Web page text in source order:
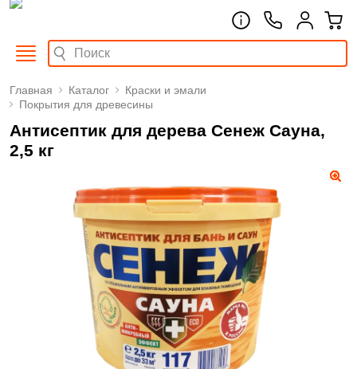
Главная Каталог
Краски и эмали
Покрытия для древесины
Антисептик для дерева Сенеж Сауна,
2,5 кг